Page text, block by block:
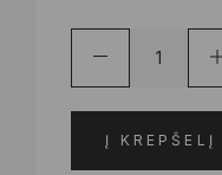
Į KREPŠELĮ